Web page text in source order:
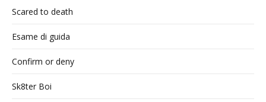
Scared to death
Esame di guida
Confirm or deny
Sk8ter Boi